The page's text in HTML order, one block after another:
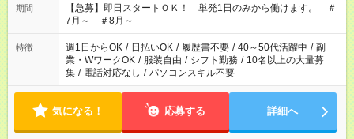
22：00～翌6：00 など！是非ご希望をお聞かせください！
期間
【急募】即日スタートＯＫ！ 単発1日のみから働けます。 ＃
7月～ ＃8月～
特徴 週1日からOK / 日払いOK / 履歴書不要 / 40～50代活躍中 / 副
業・WワークOK / 服装自由 / シフト勤務 / 10名以上の大量募
集 / 電話対応なし / パソコンスキル不要
気になる！ 応募する 詳細へ